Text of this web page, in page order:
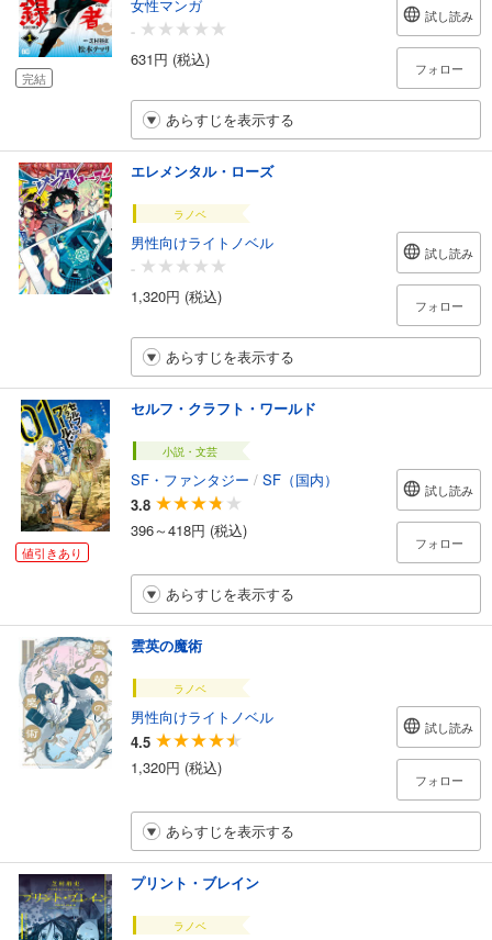
完結
-
631円 (税込)
試し読み
フォロー
あらすじを表示する
エレメンタル・ローズ
ラノベ
男性向けライトノベル
-
1,320円 (税込)
試し読み
フォロー
あらすじを表示する
値引きあり
セルフ・クラフト・ワールド
小説・文芸
SF・ファンタジー / SF（国内）
3.8
396～418円 (税込)
試し読み
フォロー
あらすじを表示する
雲英の魔術
ラノベ
男性向けライトノベル
4.5
1,320円 (税込)
試し読み
フォロー
あらすじを表示する
プリント・ブレイン
ラノベ